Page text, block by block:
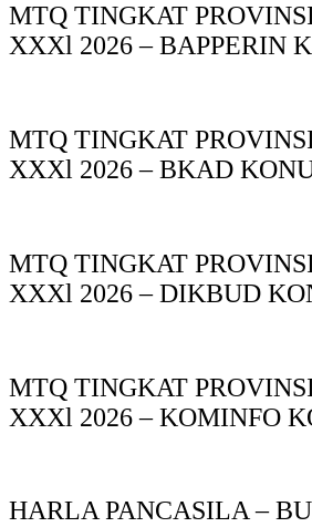
MTQ TINGKAT
XXXl 2026 – BAPPERIN
MTQ TINGKAT
XXXl 2026 – BKAD
MTQ TINGKAT
XXXl 2026 – DIKBUD
MTQ TINGKAT
XXXl 2026 – KOMINFO
HARLA PANCASILA –